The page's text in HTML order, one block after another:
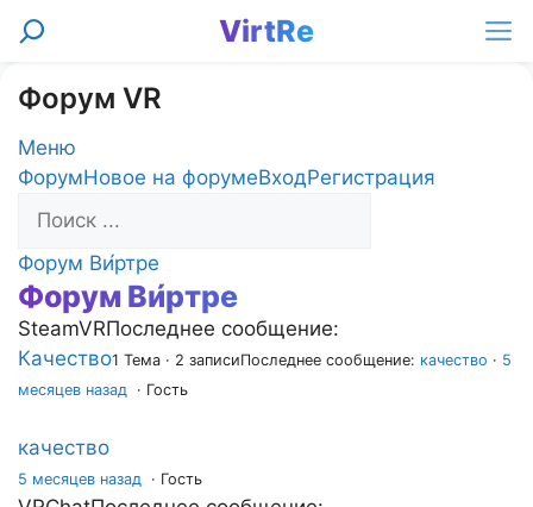
Перейти
VirtRe
Поиск
Форум VR
Меню
Навигация
Форума
ФорумНовое на форумеВходРегистрация
Форум
breadcrumbs
-
Вы
здесь:
Форум Ви́ртре
Форум Ви́ртре
SteamVRПоследнее сообщение:
Качество1 Тема · 2 записиПоследнее сообщение: качество · 5
месяцев назад · Гость
качество
5 месяцев назад · Гость